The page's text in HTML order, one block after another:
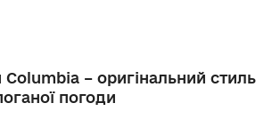
Columbia – оригінальний стиль
погоди